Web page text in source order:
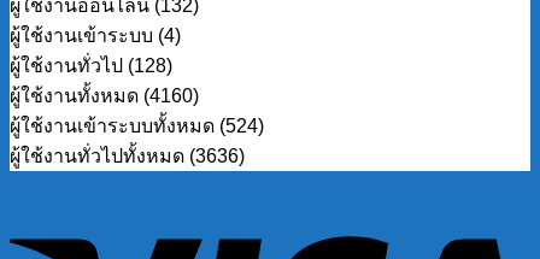
ผู้ใช้งานทั่วไปทั้งหมด (3636)